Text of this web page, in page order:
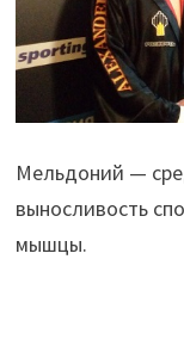
Мельдоний —
выносливость
мышцы.